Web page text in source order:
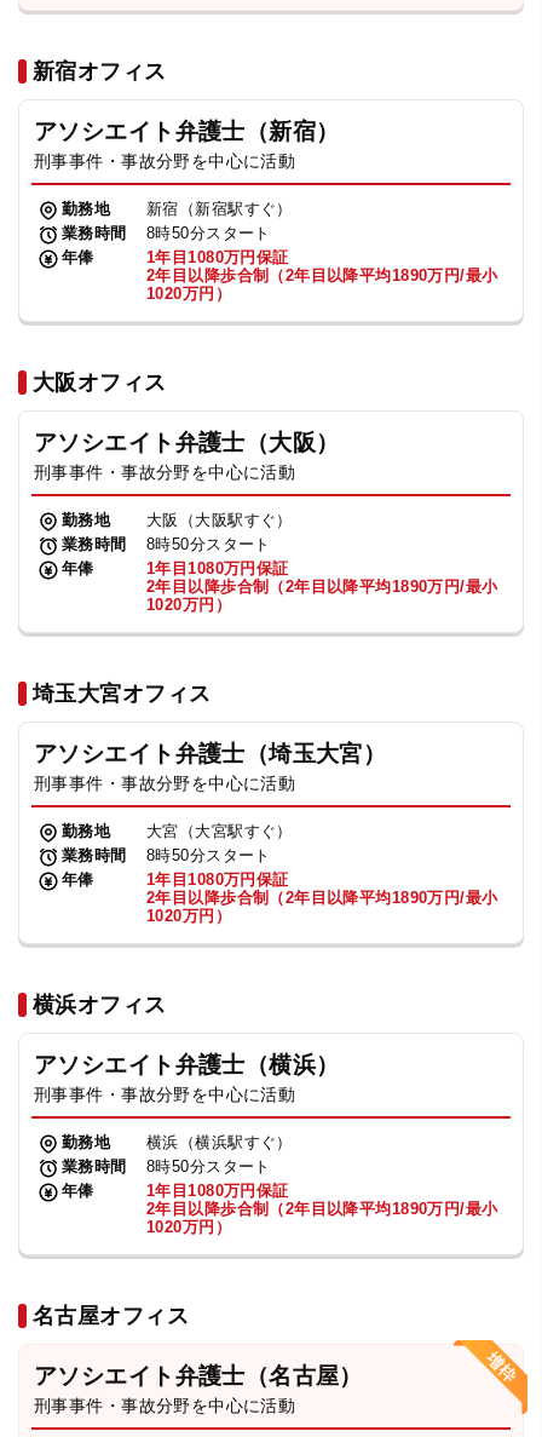
新宿オフィス
アソシエイト弁護士（新宿）
刑事事件・事故分野を中心に活動
勤務地
新宿（新宿駅すぐ）
業務時間
8時50分スタート
年俸
1年目1080万円保証
2年目以降歩合制（2年目以降平均1890万円/最小
1020万円）
大阪オフィス
アソシエイト弁護士（大阪）
刑事事件・事故分野を中心に活動
勤務地
大阪（大阪駅すぐ）
業務時間
8時50分スタート
年俸
1年目1080万円保証
2年目以降歩合制（2年目以降平均1890万円/最小
1020万円）
埼玉大宮オフィス
アソシエイト弁護士（埼玉大宮）
刑事事件・事故分野を中心に活動
勤務地
大宮（大宮駅すぐ）
業務時間
8時50分スタート
年俸
1年目1080万円保証
2年目以降歩合制（2年目以降平均1890万円/最小
1020万円）
横浜オフィス
アソシエイト弁護士（横浜）
刑事事件・事故分野を中心に活動
勤務地
横浜（横浜駅すぐ）
業務時間
8時50分スタート
年俸
1年目1080万円保証
2年目以降歩合制（2年目以降平均1890万円/最小
1020万円）
名古屋オフィス
アソシエイト弁護士（名古屋）
刑事事件・事故分野を中心に活動
求人採用
お知らせ
特設サイト
相談先情報サイト
法人グループ
プライバシーポリシー 利用規約
TikTok受賞 定義集 動画集